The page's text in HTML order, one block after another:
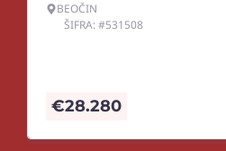
BEOČIN
ŠIFRA: #531508
€28.280